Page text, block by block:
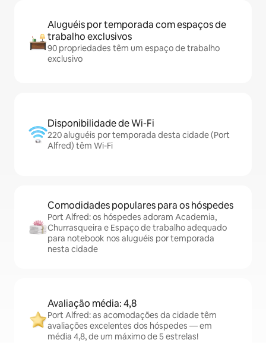
Aluguéis por temporada com espaços de
trabalho exclusivos
90 propriedades têm um espaço de trabalho
exclusivo
Disponibilidade de Wi-Fi
220 aluguéis por temporada desta cidade (Port
Alfred) têm Wi-Fi
Comodidades populares para os hóspedes
Port Alfred: os hóspedes adoram Academia,
Churrasqueira e Espaço de trabalho adequado
para notebook nos aluguéis por temporada
nesta cidade
Avaliação média: 4,8
Port Alfred: as acomodações da cidade têm
avaliações excelentes dos hóspedes — em
média 4,8, de um máximo de 5 estrelas!